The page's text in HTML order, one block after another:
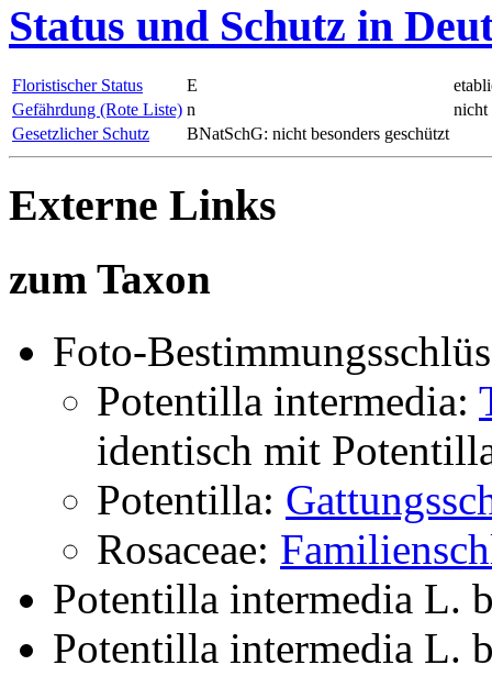
Status und Schutz in
Floristischer Status E
Gefährdung (Rote Liste) n
nicht
Gesetzlicher Schutz
BNatSchG: nicht besonders geschützt
Externe Links
zum Taxon
Foto-
Potentilla intermedia:
identisch mit
Potentilla:
Rosaceae:
Potentilla intermedia L.
Potentilla intermedia L.